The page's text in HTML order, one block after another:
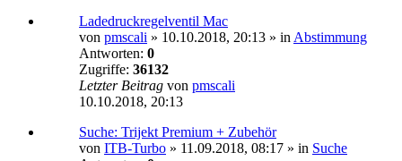
Ladedruckregelventil Mac
von pmscali » 10.10.2018, 20:13 » in Abstimmung
Antworten: 0
Zugriffe: 36132
Letzter Beitrag von pmscali
10.10.2018, 20:13
Suche: Trijekt Premium + Zubehör
von ITB-Turbo » 11.09.2018, 08:17 » in Suche